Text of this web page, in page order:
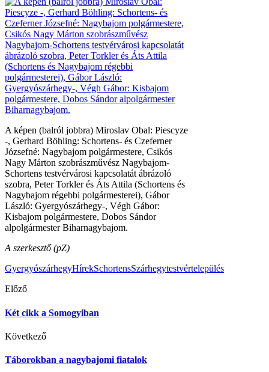
A képen (balról jobbra) Miroslav Obal: Piescyze
-, Gerhard Böhling: Schortens- és Czeferner
Józsefné: Nagybajom polgármestere, Csikós
Nagy Márton szobrászművész Nagybajom-
Schortens testvérvárosi kapcsolatát ábrázoló
szobra, Peter Torkler és Áts Attila (Schortens és
Nagybajom régebbi polgármesterei), Gábor
László: Gyergyószárhegy-, Végh Gábor:
Kisbajom polgármestere, Dobos Sándor
alpolgármester Biharnagybajom.
A szerkesztő (pZ)
GyergyószárhegyHírekSchortensSzárhegytestvértelepülés
Előző
Két cikk a Somogyiban
Következő
Táborokban a nagybajomi fiatalok